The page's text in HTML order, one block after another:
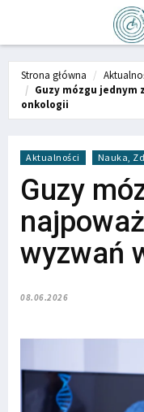
Strona główna
Guzy mózgu jednym
onkologii
Aktualności Nauka,
Guzy
wyzwań
08.06.2026